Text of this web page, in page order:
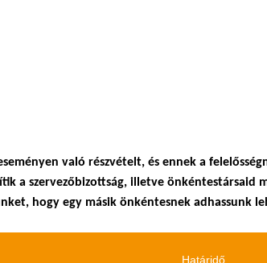
való részvételt, és ennek a
a szervezőbizottság, illetve önkéntestársaid
hogy egy másik önkéntesnek adhassunk
Határidő